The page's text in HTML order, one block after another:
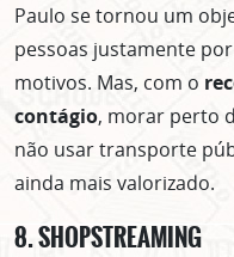
Paulo se tornou um
pessoas justamente
motivos. Mas, com o
contágio, morar perto
não usar transporte
ainda mais valorizado.
8. SHOPSTREAMING